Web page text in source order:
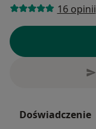
16 opinii
Doświadczenie